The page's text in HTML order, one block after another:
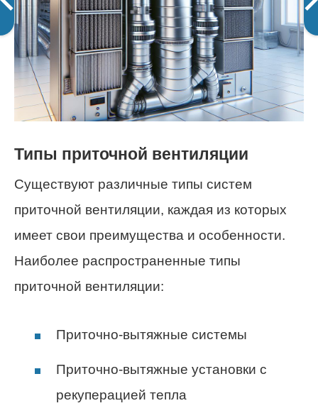
Типы приточной вентиляции
Существуют различные типы систем
приточной вентиляции, каждая из которых
имеет свои преимущества и особенности.
Наиболее распространенные типы
приточной вентиляции:
Приточно-вытяжные системы
Приточно-вытяжные установки с
рекуперацией тепла